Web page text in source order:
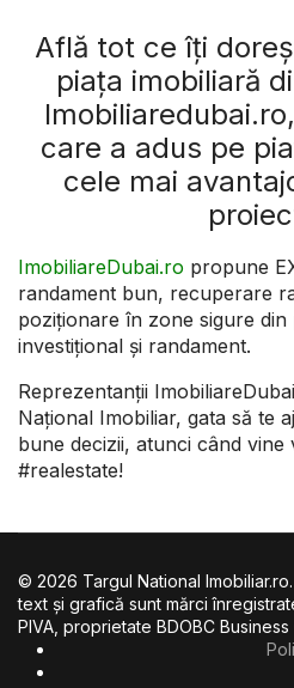
Află tot ce îți
piața imobiliară
care a adus pe
cele mai
ImobiliareDubai.ro propune
randament bun, recuperare
poziționare în zone sigure
investițional și randament.
Reprezentanții
Național Imobiliar, gata să te
bune decizii, atunci când vine
#realestate!
© 2026 Targul National
text şi grafică sunt mărci
PIVA, proprietate BDOBC